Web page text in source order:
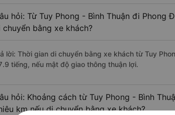
hỏi: Từ Tuy Phong - Bình Thuận đi Phong
chuyển bằng xe khách?
lời: Thời gian di chuyển bằng xe khách từ Tuy
tiếng, nếu mật độ giao thông thuận lợi.
hỏi: Khoảng cách từ Tuy Phong - Bình
km nếu di chuyển bằng xe khách?